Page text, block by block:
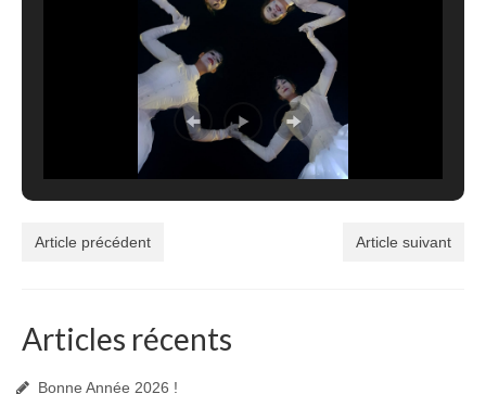
Article précédent Article suivant
Articles récents
Bonne Année 2026 !